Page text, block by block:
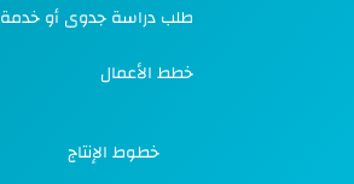
طلب دراسة جدوى أو خدمة
خطط الأعمال
خطوط الإنتاج